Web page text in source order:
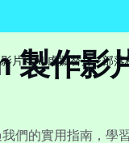
片 AI 虛擬替身 部落
製作影
們的實用指南，學